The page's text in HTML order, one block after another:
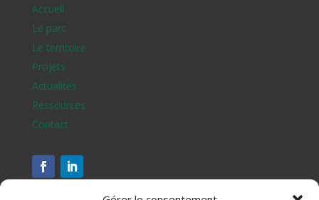
Accueil
Le parc
Le territoire
Projets
Actualités
Ressources
Contact